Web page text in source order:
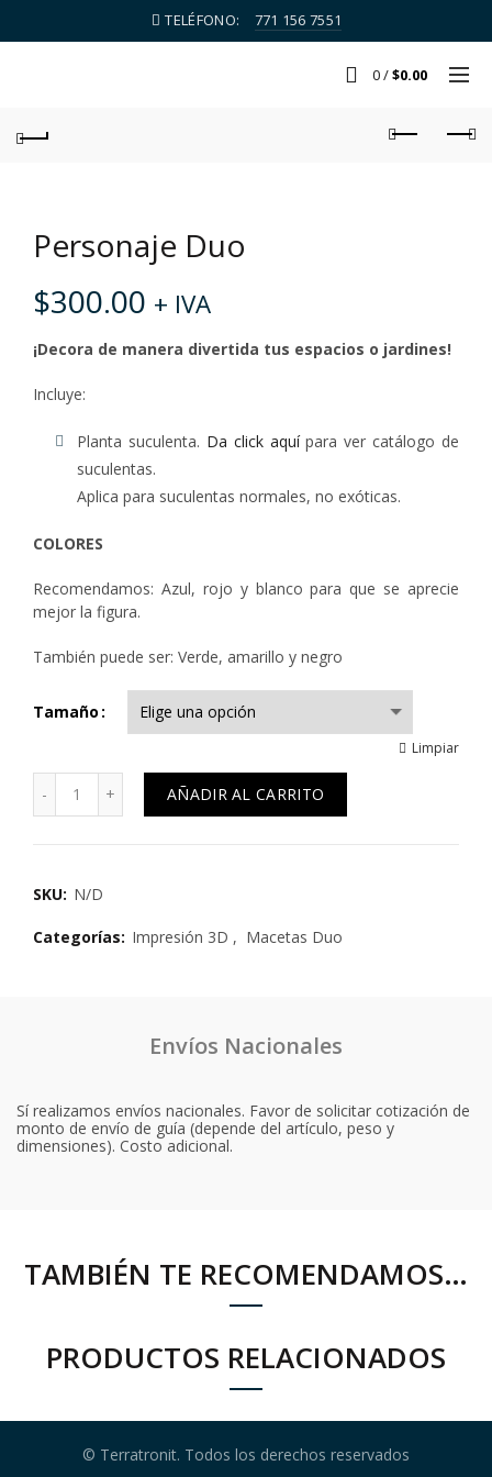
TELÉFONO: 771 156 7551
0/$0.00
Personaje Duo
$300.00 + IVA
¡Decora de manera divertida tus espacios o jardines!
Incluye:
Planta suculenta. Da click aquípara ver catálogo de
suculentas.
Aplica para suculentas normales, no exóticas.
COLORES
Recomendamos: Azul, rojo y blanco para que se aprecie
mejor la figura.
También puede ser: Verde, amarillo y negro
Tamaño
Limpiar
Cantidad
AÑADIR AL CARRITO
SKU: N/D
Categorías: Impresión 3D , Macetas Duo
Envíos Nacionales
Sí realizamos envíos nacionales. Favor de solicitar cotización de
monto de envío de guía (depende del artículo, peso y
dimensiones). Costo adicional.
TAMBIÉN TE RECOMENDAMOS…
PRODUCTOS RELACIONADOS
© Terratronit. Todos los derechos reservados